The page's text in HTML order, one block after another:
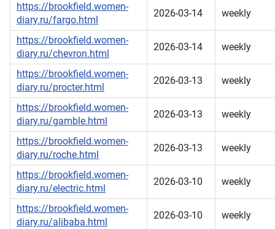
https://brookfield.women-
diary.ru/fargo.html
2026-03-14 weekly
https://brookfield.women-
diary.ru/chevron.html
2026-03-14 weekly
https://brookfield.women-
diary.ru/procter.html
2026-03-13 weekly
https://brookfield.women-
diary.ru/gamble.html
2026-03-13 weekly
https://brookfield.women-
diary.ru/roche.html
2026-03-13 weekly
https://brookfield.women-
diary.ru/electric.html
2026-03-10 weekly
https://brookfield.women-
diary.ru/alibaba.html
2026-03-10 weekly